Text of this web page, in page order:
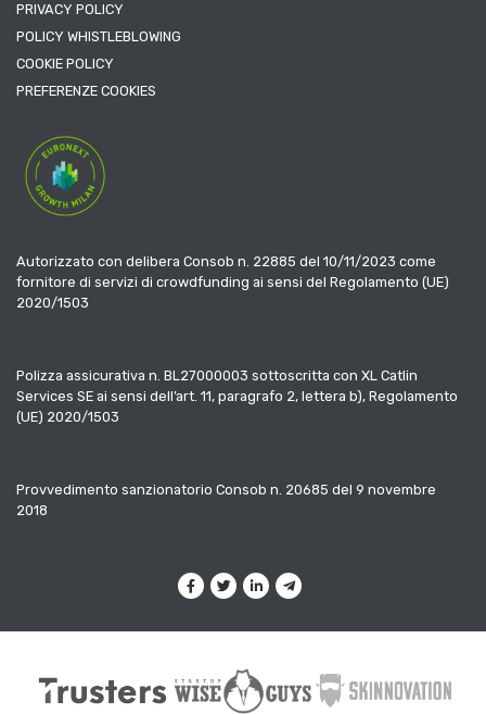
PRIVACY POLICY
POLICY WHISTLEBLOWING
COOKIE POLICY
PREFERENZE COOKIES
Autorizzato con delibera Consob n. 22885 del 10/11/2023 come
fornitore di servizi di crowdfunding ai sensi del Regolamento (UE)
2020/1503
Polizza assicurativa n. BL27000003 sottoscritta con XL Catlin
Services SE ai sensi dell’art. 11, paragrafo 2, lettera b), Regolamento
(UE) 2020/1503
Provvedimento sanzionatorio Consob n. 20685 del 9 novembre
2018